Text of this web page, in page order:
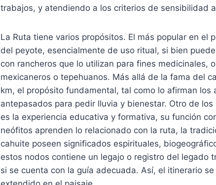
trabajos, y atendiendo a los criterios de sensibilidad
La Ruta tiene varios propósitos. El más popular en el
del peyote, esencialmente de uso ritual, si bien
con rancheros que lo utilizan para fines medicinales,
mexicaneros o tepehuanos. Más allá de la fama del
km, el propósito fundamental, tal como lo afirman los
antepasados para pedir lluvia y bienestar. Otro de
es la experiencia educativa y formativa, su función
neófitos aprenden lo relacionado con la ruta, la
cahuite poseen significados espirituales,
estos nodos contiene un legajo o registro del legado
si se cuenta con la guía adecuada. Así, el itinerario